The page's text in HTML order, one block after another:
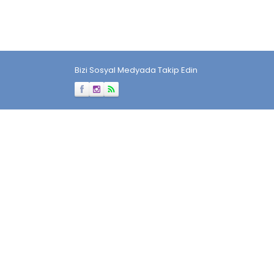
Bizi Sosyal Medyada Takip Edin